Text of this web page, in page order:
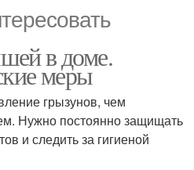
в доме.
меры
грызунов, чем
Нужно постоянно защищать
и следить за гигиеной